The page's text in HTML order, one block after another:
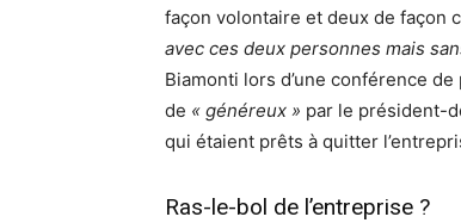
façon volontaire et deux de façon
avec ces deux personnes mais
Biamonti lors d’une conférence de
de « généreux » par le président-
qui étaient prêts à quitter
Ras-le-bol de l’entreprise ?